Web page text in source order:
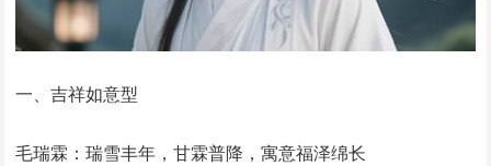
一、吉祥如意型
毛瑞霖：瑞雪丰年，甘霖普降，寓意福泽绵长